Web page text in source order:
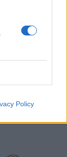
Policy
2.
näin katsot